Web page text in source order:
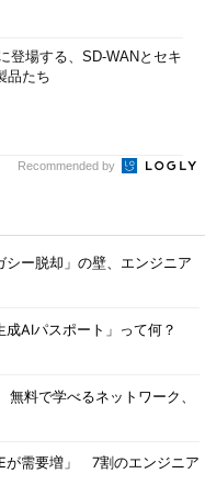
登場する、SD-WANとセキ
品たち
Recommended by
ー脱却」の壁、エンジニア
成AIパスポート」って何？
料で学べるネットワーク、
が需要増」 7割のエンジニア